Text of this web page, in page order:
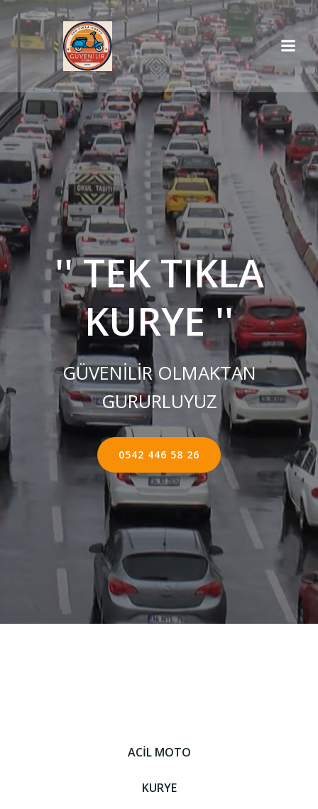
İçeriğe
geç
'' TEK TIKLA
KURYE ''
GÜVENİLİR OLMAKTAN
GURURLUYUZ
0542 446 58 26
ACİL MOTO
KURYE